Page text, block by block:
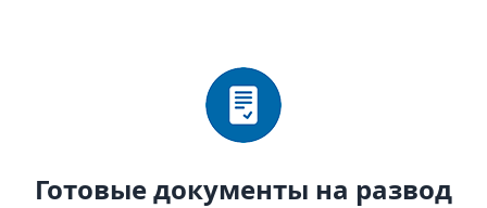
Готовые документы на развод